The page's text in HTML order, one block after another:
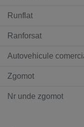
Runflat
Ranforsat
Autovehicule
Zgomot
Nr unde zgomot